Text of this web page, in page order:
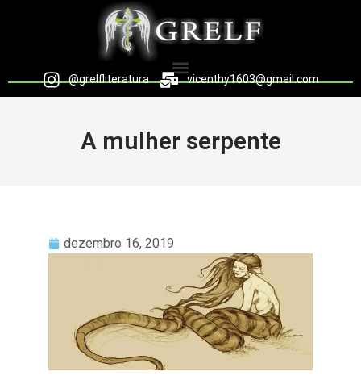
@grelfliteratura vicenthy1603@gmail.com
A mulher serpente
dezembro 16, 2019